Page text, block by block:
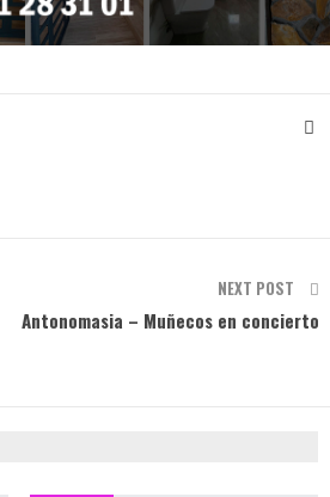
NEXT POST
Antonomasia – Muñecos en concierto